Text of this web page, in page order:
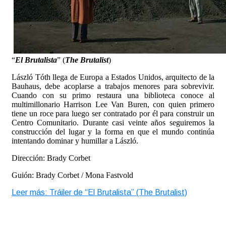
“El Brutalista” (The Brutalist)
László Tóth llega de Europa a Estados Unidos, arquitecto de la
Bauhaus, debe acoplarse a trabajos menores para sobrevivir.
Cuando con su primo restaura una biblioteca conoce al
multimillonario Harrison Lee Van Buren, con quien primero
tiene un roce para luego ser contratado por él para construir un
Centro Comunitario. Durante casi veinte años seguiremos la
construcción del lugar y la forma en que el mundo continúa
intentando dominar y humillar a László.
Dirección: Brady Corbet
Guión: Brady Corbet / Mona Fastvold
Leer más: Tráiler de “El Brutalista” (The Brutalist)